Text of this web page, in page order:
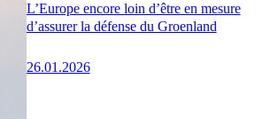
L’Europe encore loin d’être en mesure
d’assurer la défense du Groenland
26.01.2026